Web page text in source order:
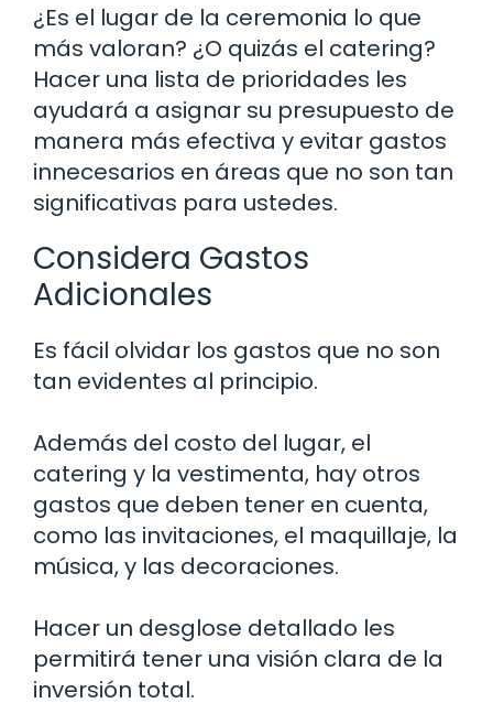
¿Es el lugar de la ceremonia lo que
más valoran? ¿O quizás el catering?
Hacer una lista de prioridades les
ayudará a asignar su presupuesto de
manera más efectiva y evitar gastos
innecesarios en áreas que no son tan
significativas para ustedes.
Considera Gastos
Adicionales
Es fácil olvidar los gastos que no son
tan evidentes al principio.
Además del costo del lugar, el
catering y la vestimenta, hay otros
gastos que deben tener en cuenta,
como las invitaciones, el maquillaje, la
música, y las decoraciones.
Hacer un desglose detallado les
permitirá tener una visión clara de la
inversión total.